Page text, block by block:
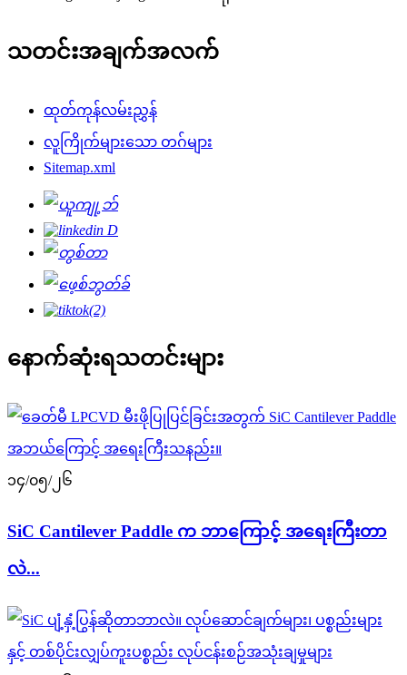
သတင်းအချက်အလက်
ထုတ်ကုန်လမ်းညွှန်
လူကြိုက်များသော တဂ်များ
Sitemap.xml
နောက်ဆုံးရသတင်းများ
၁၄/၀၅/၂၆
SiC Cantilever Paddle က ဘာကြောင့် အရေးကြီးတာ
လဲ...